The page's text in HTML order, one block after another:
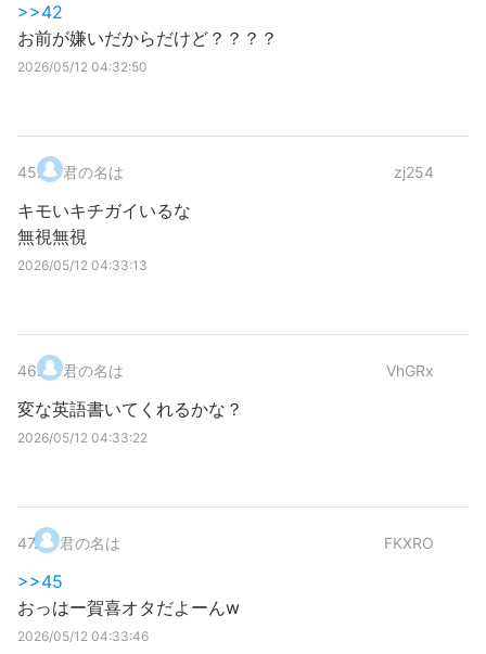
>>42
お前が嫌いだからだけど？？？？
2026/05/12 04:32:50
45. 君の名は zj254
キモいキチガイいるな
無視無視
2026/05/12 04:33:13
46. 君の名は VhGRx
変な英語書いてくれるかな？
2026/05/12 04:33:22
47. 君の名は FKXRO
>>45
おっはー賀喜オタだよーんw
2026/05/12 04:33:46